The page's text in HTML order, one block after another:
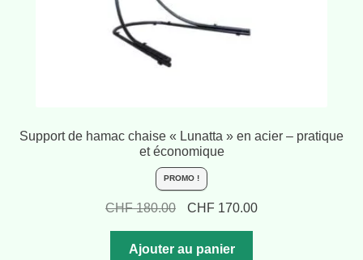
Support de hamac chaise « Lunatta » en acier – pratique
et économique
PROMO !
CHF180.00
Le
prix
initial
CHF170.00Le
Ajouter au panier